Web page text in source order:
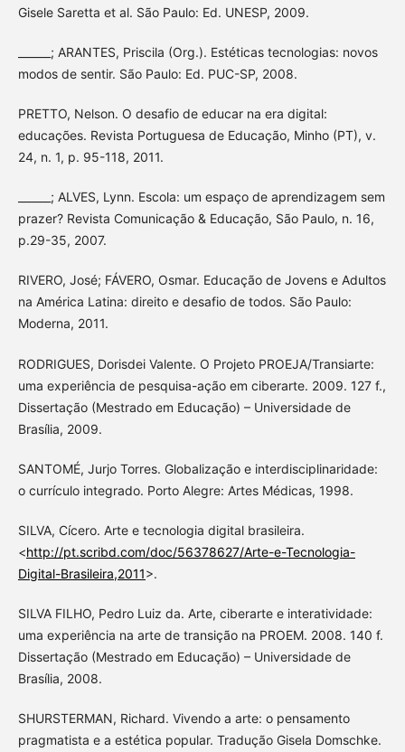
Gisele Saretta et al. São Paulo: Ed. UNESP, 2009.
______; ARANTES, Priscila (Org.). Estéticas tecnologias: novos
modos de sentir. São Paulo: Ed. PUC-SP, 2008.
PRETTO, Nelson. O desafio de educar na era digital:
educações. Revista Portuguesa de Educação, Minho (PT), v.
24, n. 1, p. 95-118, 2011.
______; ALVES, Lynn. Escola: um espaço de aprendizagem sem
prazer? Revista Comunicação & Educação, São Paulo, n. 16,
p.29-35, 2007.
RIVERO, José; FÁVERO, Osmar. Educação de Jovens e Adultos
na América Latina: direito e desafio de todos. São Paulo:
Moderna, 2011.
RODRIGUES, Dorisdei Valente. O Projeto PROEJA/Transiarte:
uma experiência de pesquisa-ação em ciberarte. 2009. 127 f.,
Dissertação (Mestrado em Educação) – Universidade de
Brasília, 2009.
SANTOMÉ, Jurjo Torres. Globalização e interdisciplinaridade:
o currículo integrado. Porto Alegre: Artes Médicas, 1998.
SILVA, Cícero. Arte e tecnologia digital brasileira.
<http://pt.scribd.com/doc/56378627/Arte-e-Tecnologia-
Digital-Brasileira,2011>.
SILVA FILHO, Pedro Luiz da. Arte, ciberarte e interatividade:
uma experiência na arte de transição na PROEM. 2008. 140 f.
Dissertação (Mestrado em Educação) – Universidade de
Brasília, 2008.
SHURSTERMAN, Richard. Vivendo a arte: o pensamento
pragmatista e a estética popular. Tradução Gisela Domschke.